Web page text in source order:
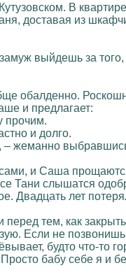
В
доставая из
выйдешь за того,
обалденно.
и предлагает:
прочим.
и долго.
– жеманно
и Саша
Тани слышатся
Двадцать лет
тем, как
Если не
будто что-то
бабу себе я и